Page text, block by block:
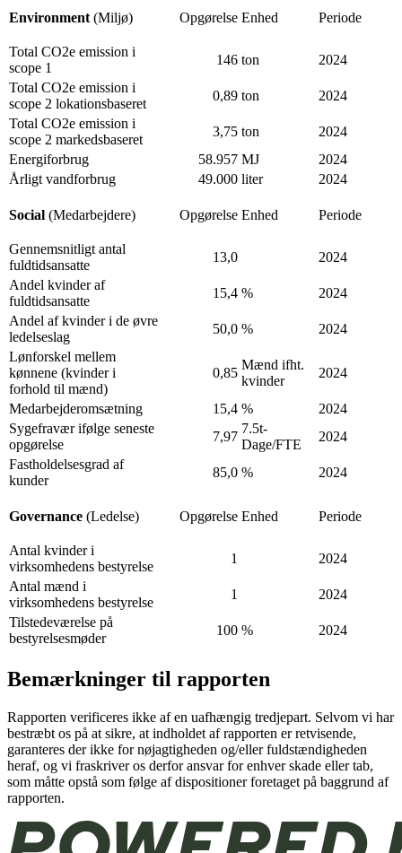
Environment (Miljø) Opgørelse Enhed Periode
Total CO2e emission i
scope 1
146 ton
2024
Total CO2e emission i
scope 2 lokationsbaseret
0,89 ton
2024
Total CO2e emission i
scope 2 markedsbaseret
3,75 ton
2024
Energiforbrug
58.957 MJ
2024
Årligt vandforbrug
49.000 liter 2024
Social (Medarbejdere) Opgørelse Enhed Periode
Gennemsnitligt antal
fuldtidsansatte
13,0
2024
Andel kvinder af
fuldtidsansatte
15,4 %
2024
Andel af kvinder i de øvre
ledelseslag
50,0 %
2024
Lønforskel mellem
kønnene (kvinder i
forhold til mænd)
0,85
Mænd ifht.
kvinder
2024
Medarbejderomsætning 15,4 %
2024
Sygefravær ifølge seneste
opgørelse
7,97
7.5t-
Dage/FTE
2024
Fastholdelsesgrad af
kunder
85,0 % 2024
Governance (Ledelse) Opgørelse Enhed Periode
Antal kvinder i
virksomhedens bestyrelse
1
2024
Antal mænd i
virksomhedens bestyrelse
1
2024
Tilstedeværelse på
bestyrelsesmøder
100 % 2024
Bemærkninger til rapporten
Rapporten verificeres ikke af en uafhængig tredjepart. Selvom vi har
bestræbt os på at sikre, at indholdet af rapporten er retvisende,
garanteres der ikke for nøjagtigheden og/eller fuldstændigheden
heraf, og vi fraskriver os derfor ansvar for enhver skade eller tab,
som måtte opstå som følge af dispositioner foretaget på baggrund af
rapporten.